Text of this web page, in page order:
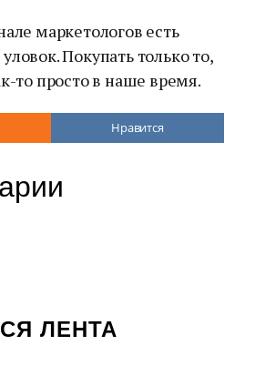
маркетологов есть
Покупать только то,
то просто в наше время.
Нравится
ЛЕНТА